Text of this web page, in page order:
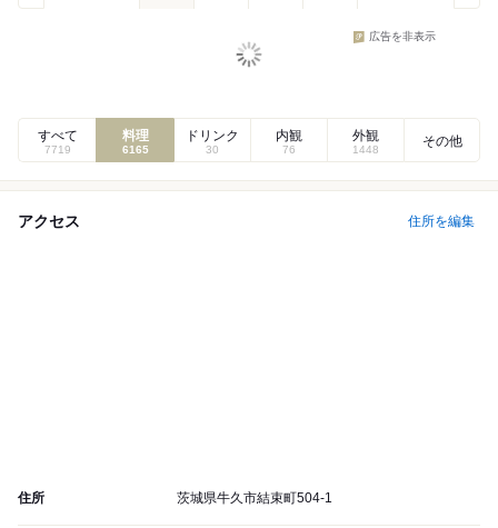
広告を非表示
すべて
7719
料理
6165
ドリンク
30
内観
76
外観
1448
その他
アクセス 住所を編集
住所 茨城県牛久市結束町504-1